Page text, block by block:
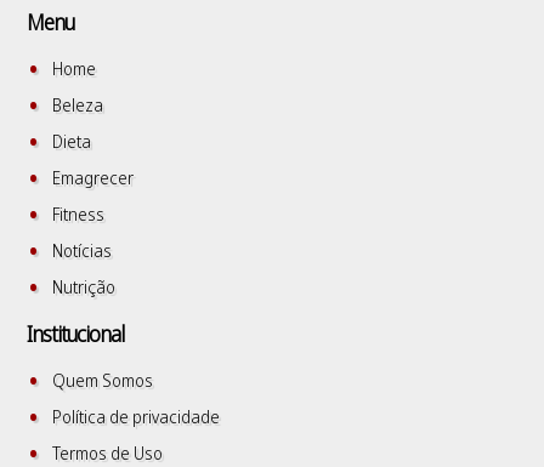
Menu
Home
Beleza
Dieta
Emagrecer
Fitness
Notícias
Nutrição
Institucional
Quem Somos
Política de privacidade
Termos de Uso